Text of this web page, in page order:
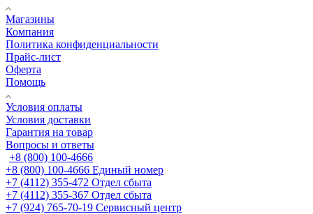
Магазины
Компания
Политика конфиденциальности
Прайс-лист
Оферта
Помощь
Условия оплаты
Условия доставки
Гарантия на товар
Вопросы и ответы
+8 (800) 100-4666
+8 (800) 100-4666 Единый номер
+7 (4112) 355-472 Отдел сбыта
+7 (4112) 355-367 Отдел сбыта
+7 (924) 765-70-19 Сервисный центр